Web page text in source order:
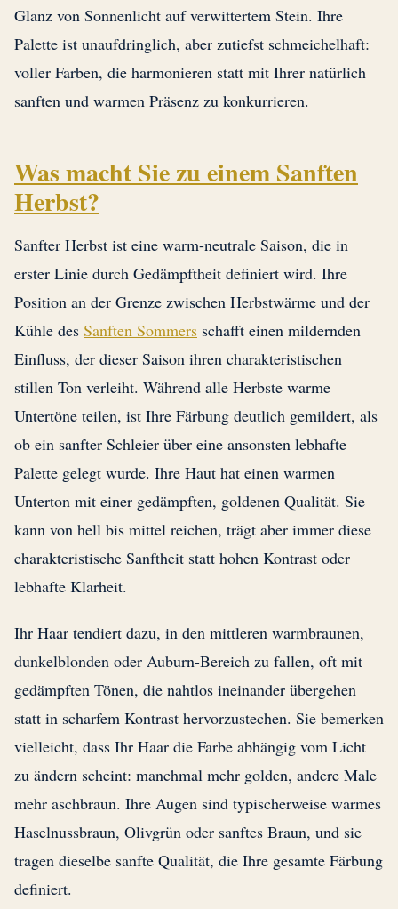
Glanz von Sonnenlicht auf verwittertem Stein. Ihre
Palette ist unaufdringlich, aber zutiefst schmeichelhaft:
voller Farben, die harmonieren statt mit Ihrer natürlich
sanften und warmen Präsenz zu konkurrieren.
Was macht Sie zu einem Sanften
Herbst?
Sanfter Herbst ist eine warm-neutrale Saison, die in
erster Linie durch Gedämpftheit definiert wird. Ihre
Position an der Grenze zwischen Herbstwärme und der
Kühle des Sanften Sommers schafft einen mildernden
Einfluss, der dieser Saison ihren charakteristischen
stillen Ton verleiht. Während alle Herbste warme
Untertöne teilen, ist Ihre Färbung deutlich gemildert, als
ob ein sanfter Schleier über eine ansonsten lebhafte
Palette gelegt wurde. Ihre Haut hat einen warmen
Unterton mit einer gedämpften, goldenen Qualität. Sie
kann von hell bis mittel reichen, trägt aber immer diese
charakteristische Sanftheit statt hohen Kontrast oder
lebhafte Klarheit.
Ihr Haar tendiert dazu, in den mittleren warmbraunen,
dunkelblonden oder Auburn-Bereich zu fallen, oft mit
gedämpften Tönen, die nahtlos ineinander übergehen
statt in scharfem Kontrast hervorzustechen. Sie bemerken
vielleicht, dass Ihr Haar die Farbe abhängig vom Licht
zu ändern scheint: manchmal mehr golden, andere Male
mehr aschbraun. Ihre Augen sind typischerweise warmes
Haselnussbraun, Olivgrün oder sanftes Braun, und sie
tragen dieselbe sanfte Qualität, die Ihre gesamte Färbung
definiert.